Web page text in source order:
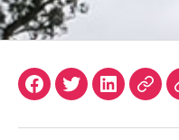
Facebook
TwitterLinkedIn